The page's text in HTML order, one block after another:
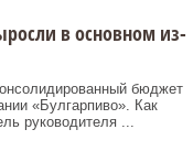
в основном из-
бюджет
«Булгарпиво». Как
руководителя ...